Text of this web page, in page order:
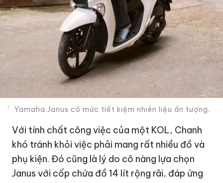
Yamaha Janus có mức tiết kiệm nhiên liệu ấn tượng.
Với tính chất công việc của một KOL, Chanh
khó tránh khỏi việc phải mang rất nhiều đồ và
phụ kiện. Đó cũng là lý do cô nàng lựa chọn
Janus với cốp chứa đồ 14 lít rộng rãi, đáp ứng